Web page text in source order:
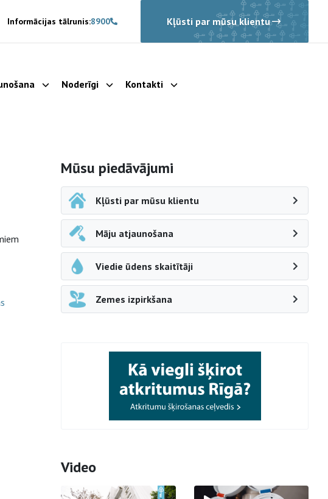
Informācijas tālrunis:8900 Kļūsti par mūsu klientu
Parādīt apakšizvēlni
Noderīgi Parādīt apakšizvēlni
Kontakti Parādīt apakšizvēlni
Sāna navigācija
Mūsu piedāvājumi
Kļūsti par mūsu klientu
Māju atjaunošana
Viedie ūdens skaitītāji
Zemes izpirkšana
Video